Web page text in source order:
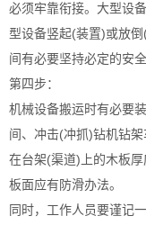
必须牢靠衔接。大型设
型设备竖起(装置)或放
间有必要坚持必定的安全
第四步：
机械设备搬运时有必要
间、冲击(冲抓)钻机钻
在台架(渠道)上的木板
板面应有防滑办法。
同时，工作人员要谨记